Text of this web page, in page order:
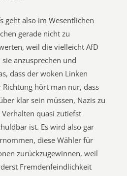
geht also im Wesentlichen
gerade nicht zu
weil die vielleicht AfD
anzusprechen und
dass der woken Linken
Richtung hört man nur, dass
klar sein müssen, Nazis zu
quasi zutiefst
ist. Es wird also gar
diese Wähler für
zurückzugewinnen, weil
Fremdenfeindlichkeit